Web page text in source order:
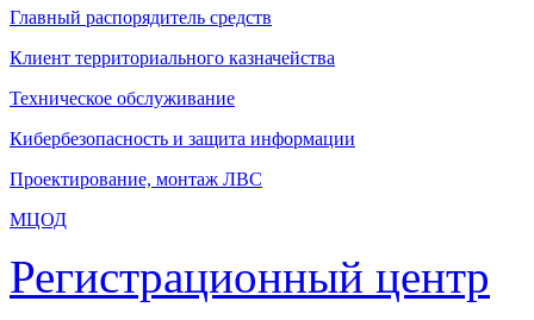
Главный распорядитель средств
Клиент территориального казначейства
Техническое обслуживание
Кибербезопасность и защита информации
Проектирование, монтаж ЛВС
МЦОД
Регистрационный центр